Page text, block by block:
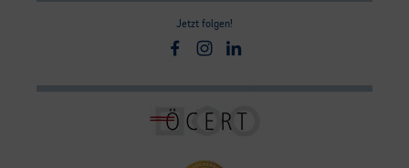
Jetzt folgen!
Facebook
Instagram
Linkedin